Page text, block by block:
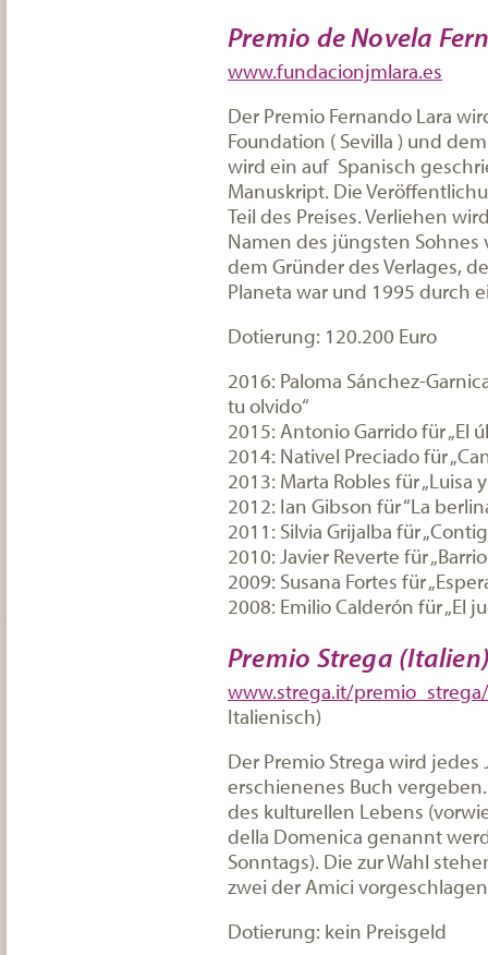
Premio de Novela
www.fundacionjmlara.es
Der Premio Fernando Lara
Foundation ( Sevilla ) und
wird ein auf Spanisch
Manuskript. Die
Teil des Preises. Verliehen
Namen des jüngsten Sohnes
dem Gründer des Verlages,
Planeta war und 1995 durch
Dotierung: 120.200 Euro
2016: Paloma Sánchez-
tu olvido“
2015: Antonio Garrido für „El
2014: Nativel Preciado für
2013: Marta Robles für „Luisa
2012: Ian Gibson für “La
2011: Silvia Grijalba für
2010: Javier Reverte für
2009: Susana Fortes für
2008: Emilio Calderón für „El
Premio Strega
www.strega.it/
Italienisch)
Der Premio Strega wird
erschienenes Buch
des kulturellen Lebens
della Domenica genannt
Sonntags). Die zur Wahl
zwei der Amici
Dotierung: kein Preisgeld